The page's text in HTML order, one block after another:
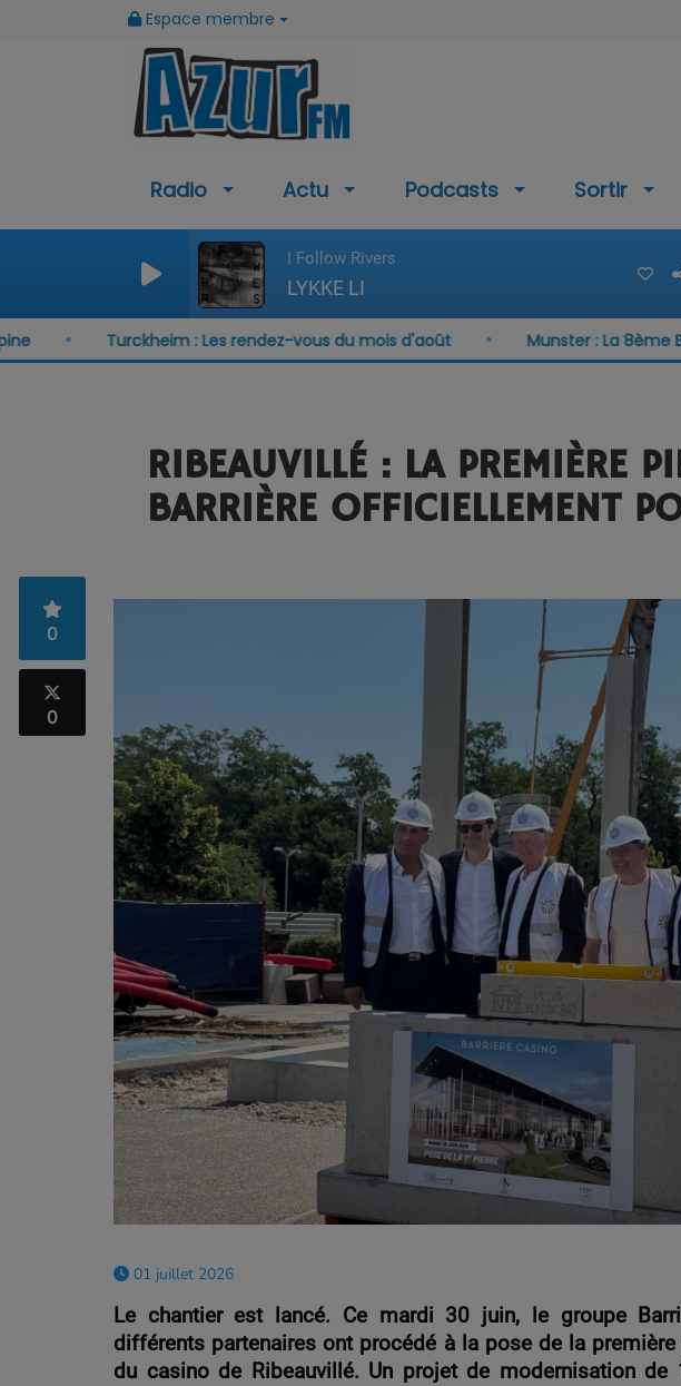
Espace membre
Radio Actu Podcasts Sortir
I Follow Rivers
LYKKE LI
Turckheim : Les rendez-vous du mois d'août Munster : La 8ème Biennale
RIBEAUVILLÉ : LA PREMIÈRE
BARRIÈRE OFFICIELLEMENT
0
0
01 juillet 2026
Le chantier est lancé. Ce mardi 30 juin, le groupe
différents partenaires ont procédé à la pose de la
du casino de Ribeauvillé. Un projet de modernisation